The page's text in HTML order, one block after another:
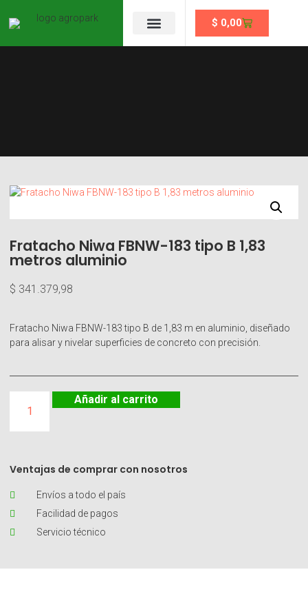
$ 0,00
Fratacho Niwa FBNW-183 tipo B 1,83
metros aluminio
$ 341.379,98
Fratacho Niwa FBNW-183 tipo B de 1,83 m en aluminio, diseñado
para alisar y nivelar superficies de concreto con precisión.
Añadir al carrito
Ventajas de comprar con nosotros
Envíos a todo el país
Facilidad de pagos
Servicio técnico